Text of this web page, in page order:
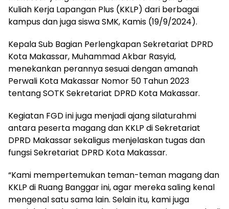
Kuliah Kerja Lapangan Plus (KKLP) dari berbagai
kampus dan juga siswa SMK, Kamis (19/9/2024).
Kepala Sub Bagian Perlengkapan Sekretariat DPRD
Kota Makassar, Muhammad Akbar Rasyid,
menekankan perannya sesuai dengan amanah
Perwali Kota Makassar Nomor 50 Tahun 2023
tentang SOTK Sekretariat DPRD Kota Makassar.
Kegiatan FGD ini juga menjadi ajang silaturahmi
antara peserta magang dan KKLP di Sekretariat
DPRD Makassar sekaligus menjelaskan tugas dan
fungsi Sekretariat DPRD Kota Makassar.
“Kami mempertemukan teman-teman magang dan
KKLP di Ruang Banggar ini, agar mereka saling kenal
mengenal satu sama lain. Selain itu, kami juga